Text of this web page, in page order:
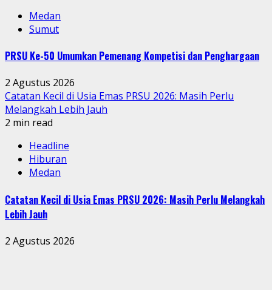
Medan
Sumut
PRSU Ke-50 Umumkan Pemenang Kompetisi dan Penghargaan
2 Agustus 2026
Catatan Kecil di Usia Emas PRSU 2026: Masih Perlu
Melangkah Lebih Jauh
2 min read
Headline
Hiburan
Medan
Catatan Kecil di Usia Emas PRSU 2026: Masih Perlu Melangkah
Lebih Jauh
2 Agustus 2026